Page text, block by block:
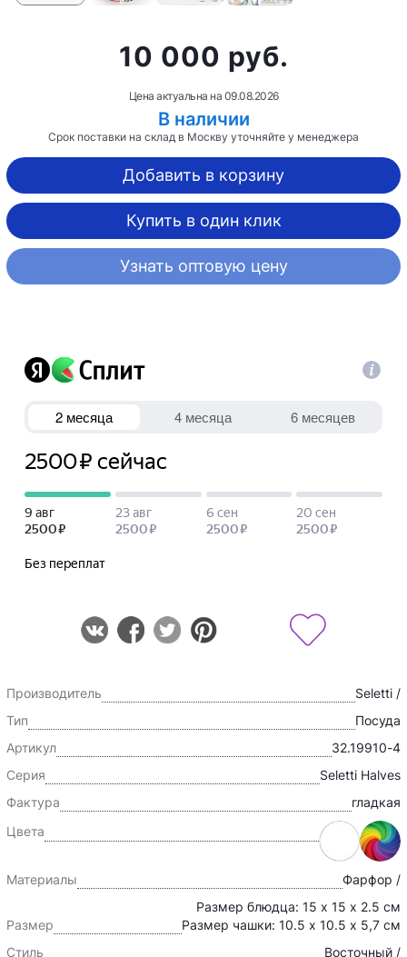
10 000 руб.
Цена актуальна на 09.08.2026
В наличии
Срок поставки на склад в Москву уточняйте у менеджера
Добавить в корзину
Купить в один клик
Узнать оптовую цену
Производитель
Seletti /
Тип
Посуда
Артикул
32.19910-4
Серия
Seletti Halves
Фактура
гладкая
Цвета
Материалы Фарфор /
Размер
Размер блюдца: 15 х 15 х 2.5 см
Размер чашки: 10.5 х 10.5 х 5,7 см
Стиль
Восточный /